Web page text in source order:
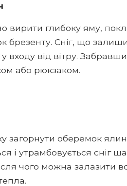
вирити глибоку яму,
брезенту. Сніг, що
входу від вітру.
або рюкзаком.
загорнути оберемок
і утрамбовується сніг
чого можна залазити